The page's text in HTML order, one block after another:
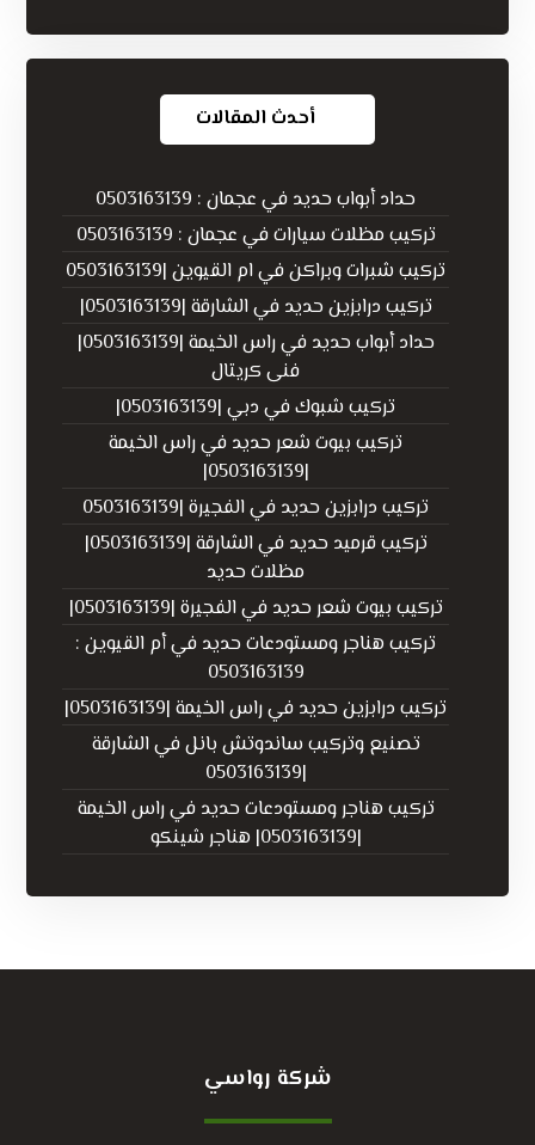
أحدث المقالات
حداد أبواب حديد في عجمان : 0503163139
تركيب مظلات سيارات في عجمان : 0503163139
تركيب شبرات وبراكن في ام القيوين |0503163139
تركيب درابزين حديد في الشارقة |0503163139|
حداد أبواب حديد في راس الخيمة |0503163139|
فنى كريتال
تركيب شبوك في دبي |0503163139|
تركيب بيوت شعر حديد في راس الخيمة
|0503163139|
تركيب درابزين حديد في الفجيرة |0503163139
تركيب قرميد حديد في الشارقة |0503163139|
مظلات حديد
تركيب بيوت شعر حديد في الفجيرة |0503163139|
تركيب هناجر ومستودعات حديد في أم القيوين :
0503163139
تركيب درابزين حديد في راس الخيمة |0503163139|
تصنيع وتركيب ساندوتش بانل في الشارقة
|0503163139
تركيب هناجر ومستودعات حديد في راس الخيمة
|0503163139| هناجر شينكو
شركة رواسي